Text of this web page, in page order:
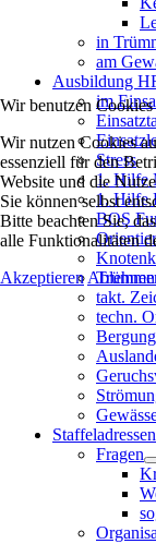
in
am
Ausbildung
im
Stress
1. Hilfe
1. Hilfe
BOS
takt.
techn.
Bergung
Staffeladressen
Fragen
Wir benutzen Cookies
Wir nutzen Cookies
essenziell für den
Website und die
Sie können selbst
Bitte beachten Sie,
alle Funktionalitäten
Akzeptieren Ablehnen